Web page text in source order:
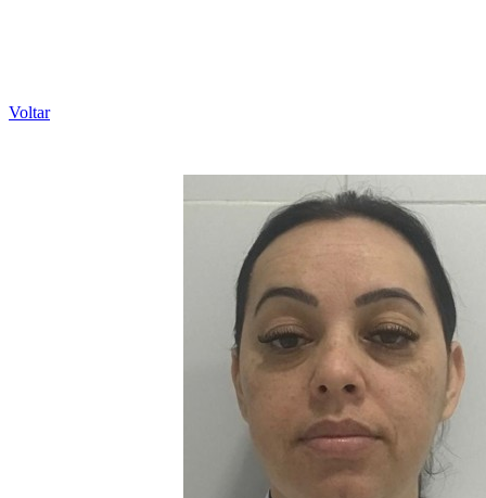
Voltar